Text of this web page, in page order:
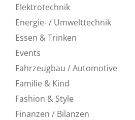
Elektrotechnik
Energie- / Umwelttechnik
Essen & Trinken
Events
Fahrzeugbau / Automotive
Familie & Kind
Fashion & Style
Finanzen / Bilanzen